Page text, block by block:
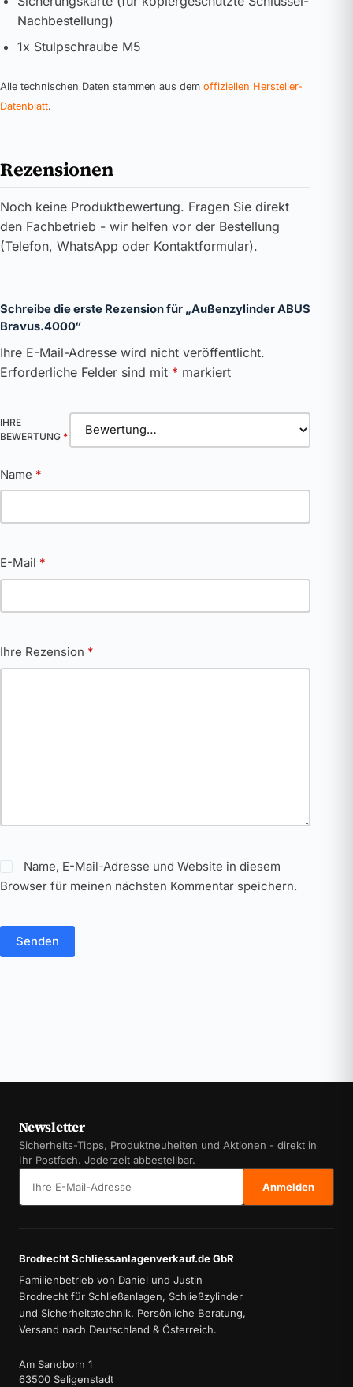
Nachbestellung)
1x Stulpschraube M5
Alle technischen Daten stammen aus dem offiziellen Hersteller-
Datenblatt.
Rezensionen
Noch keine Produktbewertung. Fragen Sie direkt
den Fachbetrieb - wir helfen vor der Bestellung
(Telefon, WhatsApp oder Kontaktformular).
Schreibe die erste Rezension für „Außenzylinder ABUS
Bravus.4000“
Ihre E-Mail-Adresse wird nicht veröffentlicht.
Erforderliche Felder sind mit * markiert
IHRE
BEWERTUNG *
Name *
E-Mail *
Ihre Rezension *
Name, E-Mail-Adresse und Website in diesem
Browser für meinen nächsten Kommentar speichern.
Senden
Newsletter
Sicherheits-Tipps, Produktneuheiten und Aktionen - direkt in
Ihr Postfach. Jederzeit abbestellbar.
Anmelden
Brodrecht Schliessanlagenverkauf.de GbR
Familienbetrieb von Daniel und Justin
Brodrecht für Schließanlagen, Schließzylinder
und Sicherheitstechnik. Persönliche Beratung,
Versand nach Deutschland & Österreich.
Am Sandborn 1
63500 Seligenstadt